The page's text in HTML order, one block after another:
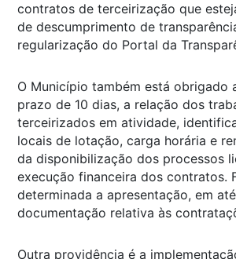
contratos de terceirização que
de descumprimento de
regularização do Portal da
O Município também está obrigado
prazo de 10 dias, a relação dos
terceirizados em atividade,
locais de lotação, carga horária e
da disponibilização dos processos
execução financeira dos contratos.
determinada a apresentação, em
documentação relativa às
Outra providência é a